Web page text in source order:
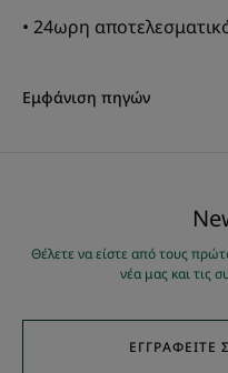
• 24ωρη
Εμφάνιση πηγών
Θέλετε να είστε από τους
νέα μας και τις
ΕΓΓΡΑΦΕΊΤΕ